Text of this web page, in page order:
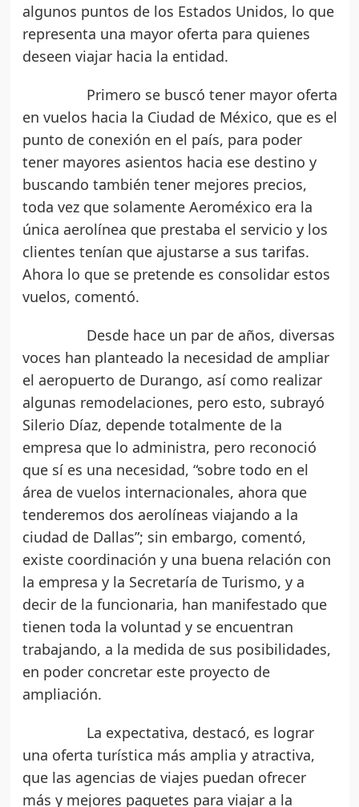
algunos puntos de los Estados Unidos, lo que
representa una mayor oferta para quienes
deseen viajar hacia la entidad.
Primero se buscó tener mayor oferta
en vuelos hacia la Ciudad de México, que es el
punto de conexión en el país, para poder
tener mayores asientos hacia ese destino y
buscando también tener mejores precios,
toda vez que solamente Aeroméxico era la
única aerolínea que prestaba el servicio y los
clientes tenían que ajustarse a sus tarifas.
Ahora lo que se pretende es consolidar estos
vuelos, comentó.
Desde hace un par de años, diversas
voces han planteado la necesidad de ampliar
el aeropuerto de Durango, así como realizar
algunas remodelaciones, pero esto, subrayó
Silerio Díaz, depende totalmente de la
empresa que lo administra, pero reconoció
que sí es una necesidad, “sobre todo en el
área de vuelos internacionales, ahora que
tenderemos dos aerolíneas viajando a la
ciudad de Dallas”; sin embargo, comentó,
existe coordinación y una buena relación con
la empresa y la Secretaría de Turismo, y a
decir de la funcionaria, han manifestado que
tienen toda la voluntad y se encuentran
trabajando, a la medida de sus posibilidades,
en poder concretar este proyecto de
ampliación.
La expectativa, destacó, es lograr
una oferta turística más amplia y atractiva,
que las agencias de viajes puedan ofrecer
más y mejores paquetes para viajar a la